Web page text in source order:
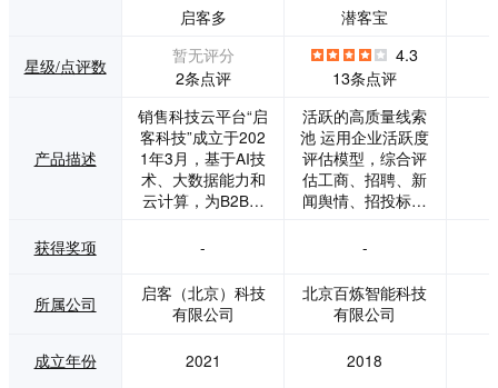
启客多
潜客宝
星级/点评数
暂无评分
2条点评
4.3
13条点评
产品描述
销售科技云平台“启
客科技”成立于202
1年3月，基于AI技
术、大数据能力和
云计算，为B2B企
察与决策服务。 启
客科技已在北京、
上海、杭州、深
市建立分部，服务
活跃的高质量线索
池 运用企业活跃度
评估模型，综合评
估工商、招聘、新
闻舆情、招投标等
索池。 精准锁定目
标潜客 构建客户画
像标签体系，根据
属行业、产业链上
获得奖项 - -
所属公司
启客（北京）科技
有限公司
北京百炼智能科技
有限公司
成立年份 2021 2018